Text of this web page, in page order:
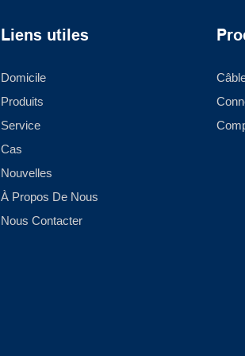
Liens utiles
Domicile
Produits
Service
Cas
Nouvelles
À Propos De Nous
Nous Contacter